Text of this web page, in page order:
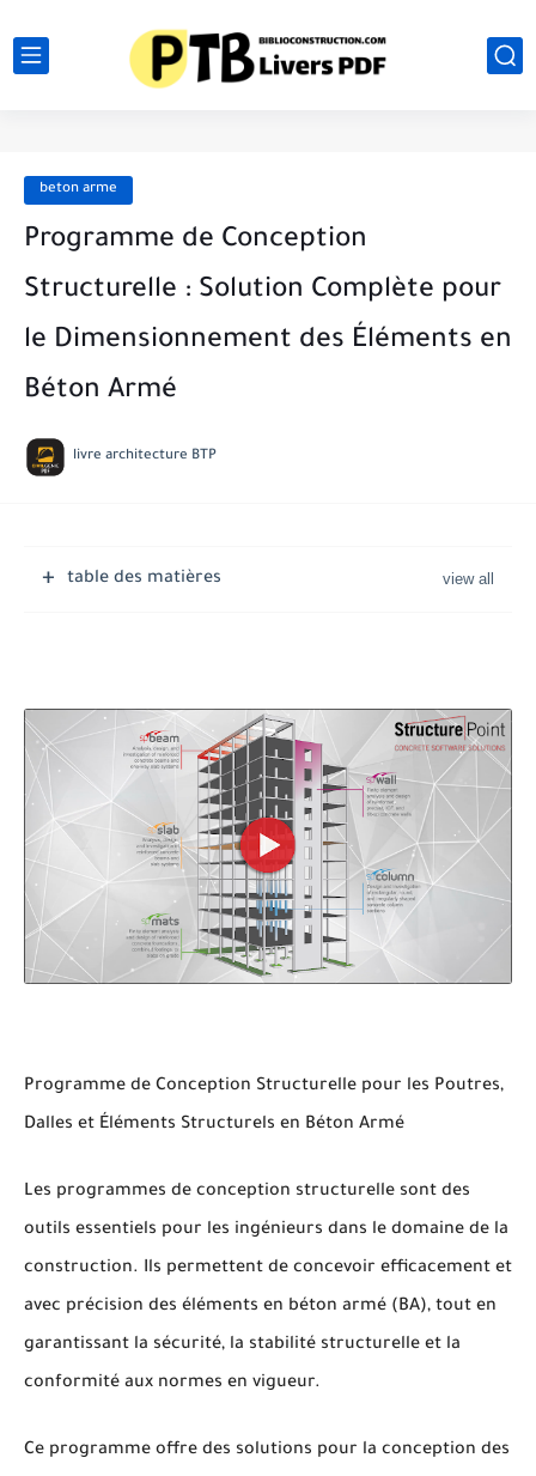
beton arme
Programme de Conception
Structurelle : Solution Complète pour
le Dimensionnement des Éléments en
Béton Armé
livre architecture BTP
table des matières
Programme de Conception Structurelle pour les Poutres,
Dalles et Éléments Structurels en Béton Armé
Les programmes de conception structurelle sont des
outils essentiels pour les ingénieurs dans le domaine de la
construction. Ils permettent de concevoir efficacement et
avec précision des éléments en béton armé (BA), tout en
garantissant la sécurité, la stabilité structurelle et la
conformité aux normes en vigueur.
Ce programme offre des solutions pour la conception des